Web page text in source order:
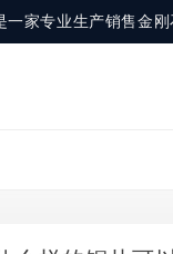
家专业生产销售金刚